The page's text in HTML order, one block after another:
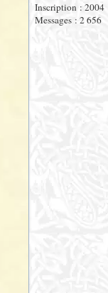
Inscription : 2004
Messages : 2 656